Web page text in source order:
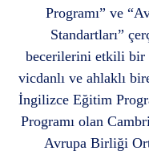
Programı” ve
Standartları”
becerilerini etkili bir
vicdanlı ve ahlaklı
İngilizce Eğitim
Programı olan
Avrupa Birliği